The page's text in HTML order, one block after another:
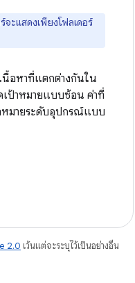
ะแสดงเพียงโฟลเดอร์
นื้อหาที่แตกต่างกันใน
เป้าหมายแบบซ้อน ค่าที่
หมายระดับอุปกรณ์แบบ
2.0 เว้นแต่จะระบุไว้เป็นอย่างอื่น